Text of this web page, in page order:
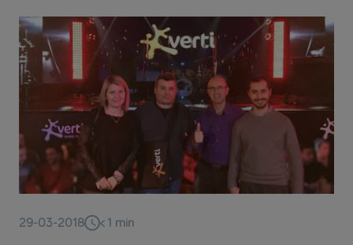
29-03-2018 < 1 min